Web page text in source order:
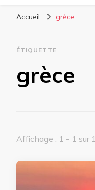
Accueil grèce
ÉTIQUETTE
grèce
Affichage : 1 - 1 sur